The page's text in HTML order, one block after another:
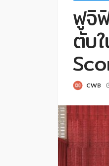
ฟูจิ
ตับ
CWB